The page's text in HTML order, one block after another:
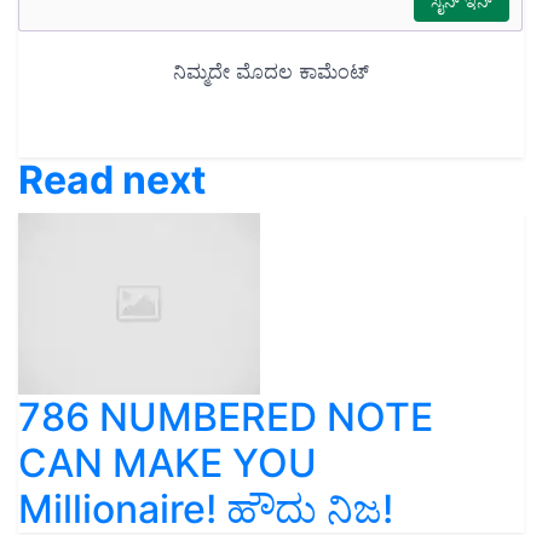
Read next
786 NUMBERED NOTE
CAN MAKE YOU
Millionaire! ಹೌದು ನಿಜ!